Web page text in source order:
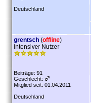
Deutschland
grentsch (offline)
Intensiver Nutzer
Beiträge: 91
Geschlecht:
Mitglied seit: 01.04.2011
Deutschland